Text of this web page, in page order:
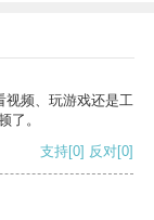
视频、玩游戏还是工
了。
支持[0] 反对[0]